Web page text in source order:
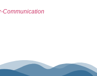
Communication